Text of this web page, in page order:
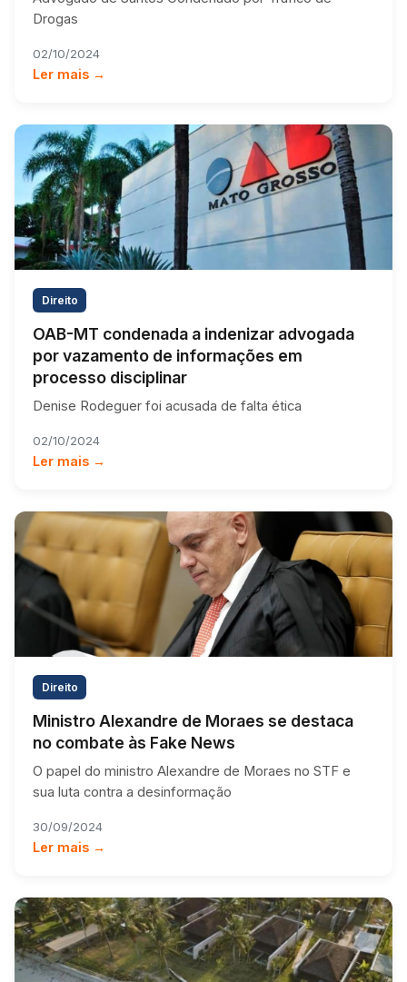
Drogas
02/10/2024
Ler mais →
Direito
OAB-MT condenada a indenizar advogada
por vazamento de informações em
processo disciplinar
Denise Rodeguer foi acusada de falta ética
02/10/2024
Ler mais →
Direito
Ministro Alexandre de Moraes se destaca
no combate às Fake News
O papel do ministro Alexandre de Moraes no STF e
sua luta contra a desinformação
30/09/2024
Ler mais →